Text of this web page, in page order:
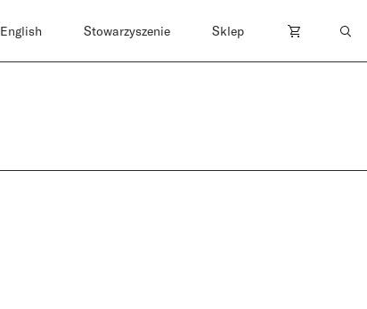
English Stowarzyszenie Sklep